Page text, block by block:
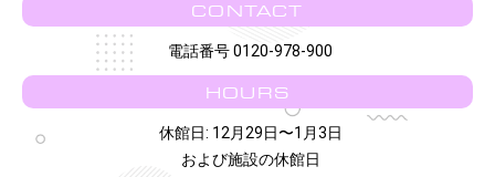
CONTACT
電話番号 0120-978-900
HOURS
休館日: 12月29日〜1月3日
および施設の休館日